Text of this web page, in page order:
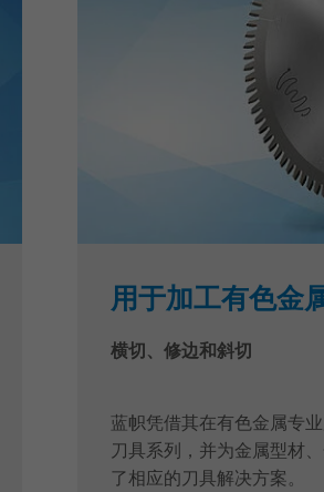
用于加工有色金
横切、修边和斜切
蓝帜凭借其在有色金属专
刀具系列，并为金属型材
了相应的刀具解决方案。